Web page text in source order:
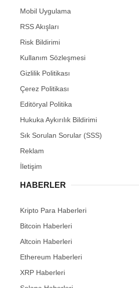
Mobil Uygulama
RSS Akışları
Risk Bildirimi
Kullanım Sözleşmesi
Gizlilik Politikası
Çerez Politikası
Editöryal Politika
Hukuka Aykırılık Bildirimi
Sık Sorulan Sorular (SSS)
Reklam
İletişim
HABERLER
Kripto Para Haberleri
Bitcoin Haberleri
Altcoin Haberleri
Ethereum Haberleri
XRP Haberleri